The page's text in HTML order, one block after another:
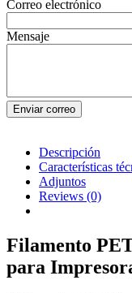
Correo electrónico
Mensaje
Enviar correo
Descripción
Características
Adjuntos
Reviews (0)
Filamento
para